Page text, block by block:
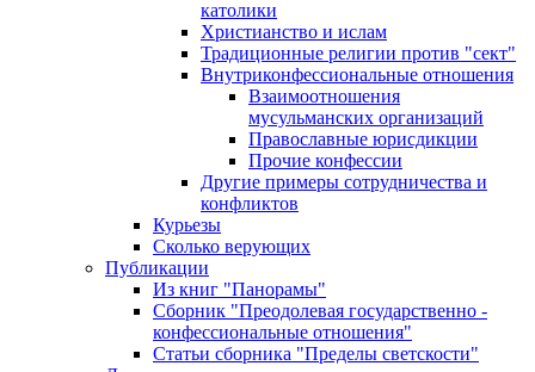
католики
Христианство и ислам
Традиционные религии против "сект"
Внутриконфессиональные отношения
Взаимоотношения
мусульманских организаций
Православные юрисдикции
Прочие конфессии
Другие примеры сотрудничества и
конфликтов
Курьезы
Сколько верующих
Публикации
Из книг "Панорамы"
Сборник "Преодолевая государственно -
конфессиональные отношения"
Статьи сборника "Пределы светскости"